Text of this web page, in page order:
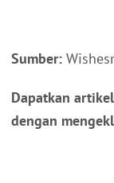
Sumber:
Dapatkan
dengan